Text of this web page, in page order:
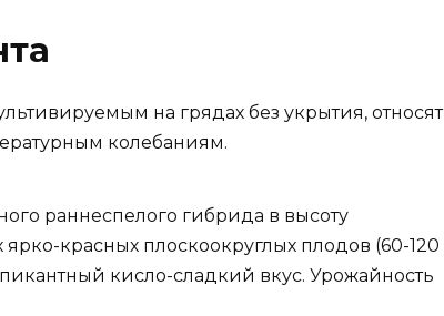
на грядах без укрытия, относят
колебаниям.
раннеспелого гибрида в высоту
красных плоскоокруглых плодов (60-120
кисло-сладкий вкус. Урожайность